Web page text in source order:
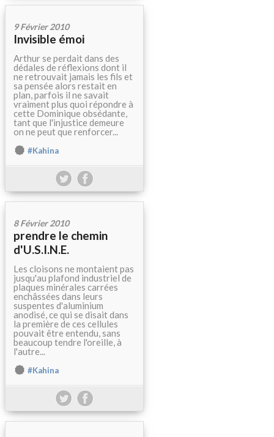
9 Février 2010
Invisible émoi
Arthur se perdait dans des
dédales de réflexions dont il
ne retrouvait jamais les fils et
sa pensée alors restait en
plan, parfois il ne savait
vraiment plus quoi répondre à
cette Dominique obsédante,
tant que l'injustice demeure
on ne peut que renforcer...
#Kahina
8 Février 2010
prendre le chemin
d'U.S.I.N.E.
Les cloisons ne montaient pas
jusqu'au plafond industriel de
plaques minérales carrées
enchâssées dans leurs
suspentes d'aluminium
anodisé, ce qui se disait dans
la première de ces cellules
pouvait être entendu, sans
beaucoup tendre l'oreille, à
l'autre...
#Kahina